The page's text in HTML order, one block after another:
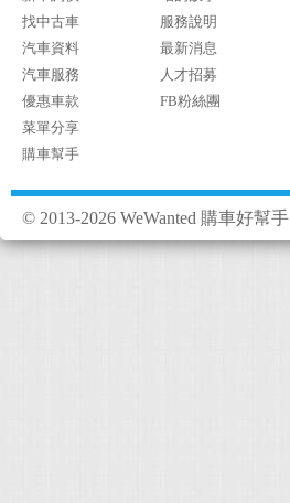
找中古車
汽車資料
汽車服務
優惠車款
菜單分享
購車幫手
服務說明
最新消息
人才招募
FB粉絲團
© 2013-2026 WeWanted 購車好幫手